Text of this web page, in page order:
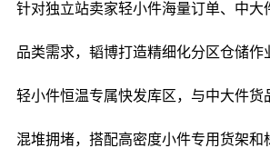
针对独立站卖家轻小件海量订单、中大
品类需求，韬博打造精细化分区仓储作
轻小件恒温专属快发库区，与中大件货
混堆拥堵，搭配高密度小件专用货架和